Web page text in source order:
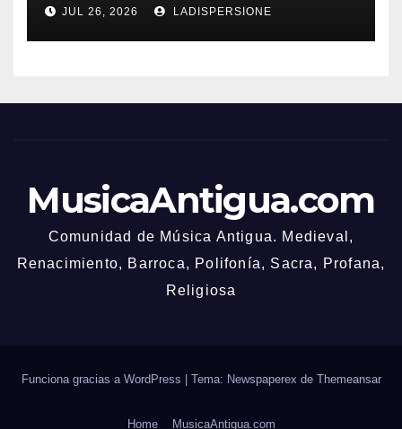
JUL 26, 2026 LADISPERSIONE
MusicaAntigua.com
Comunidad de Música Antigua. Medieval,
Renacimiento, Barroca, Polifonía, Sacra, Profana,
Religiosa
Funciona gracias a WordPress Tema: Newspaperex de Themeansar
Home MusicaAntigua.com